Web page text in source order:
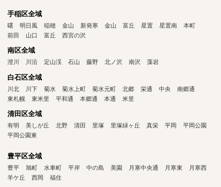
手稲区全域
曙 明日風 稲穂 金山 新発寒 金山 富丘 星置 星置南
本町
前田
山口 富丘 西宮の沢
南区全域
澄川 川沿 定山渓 石山 藤野 北ノ沢 南沢 藻岩
白石区全域
川北 川下 菊水 菊水上町 菊水元町 北郷 栄通 中央
南郷通
東札幌
東米里 平和通 本郷通 本通 米里
清田区全域
有明 美しが丘 北野 清田 里塚 里塚緑ヶ丘 真栄 平岡
平岡公園
平岡公園東
豊平区全域
豊平 旭町 水車町 平岸 中の島 美園 月寒中央通 月寒東
月寒西
羊ケ丘
西岡 福住